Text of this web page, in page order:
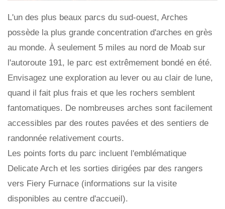
L'un des plus beaux parcs du sud-ouest, Arches
possède la plus grande concentration d'arches en grès
au monde. À seulement 5 miles au nord de Moab sur
l'autoroute 191, le parc est extrêmement bondé en été.
Envisagez une exploration au lever ou au clair de lune,
quand il fait plus frais et que les rochers semblent
fantomatiques. De nombreuses arches sont facilement
accessibles par des routes pavées et des sentiers de
randonnée relativement courts.
Les points forts du parc incluent l'emblématique
Delicate Arch et les sorties dirigées par des rangers
vers Fiery Furnace (informations sur la visite
disponibles au centre d'accueil).